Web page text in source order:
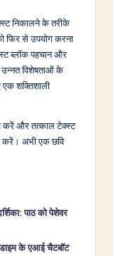
निकालने के तरीके
फिर से उपयोग करना
ब्लॉक पहचान और
विशेषताओं के
शक्तिशाली
करें और तत्काल टेक्स्ट
करें। अभी एक छवि
पाठ को पेशेवर
के एआई चैटबॉट